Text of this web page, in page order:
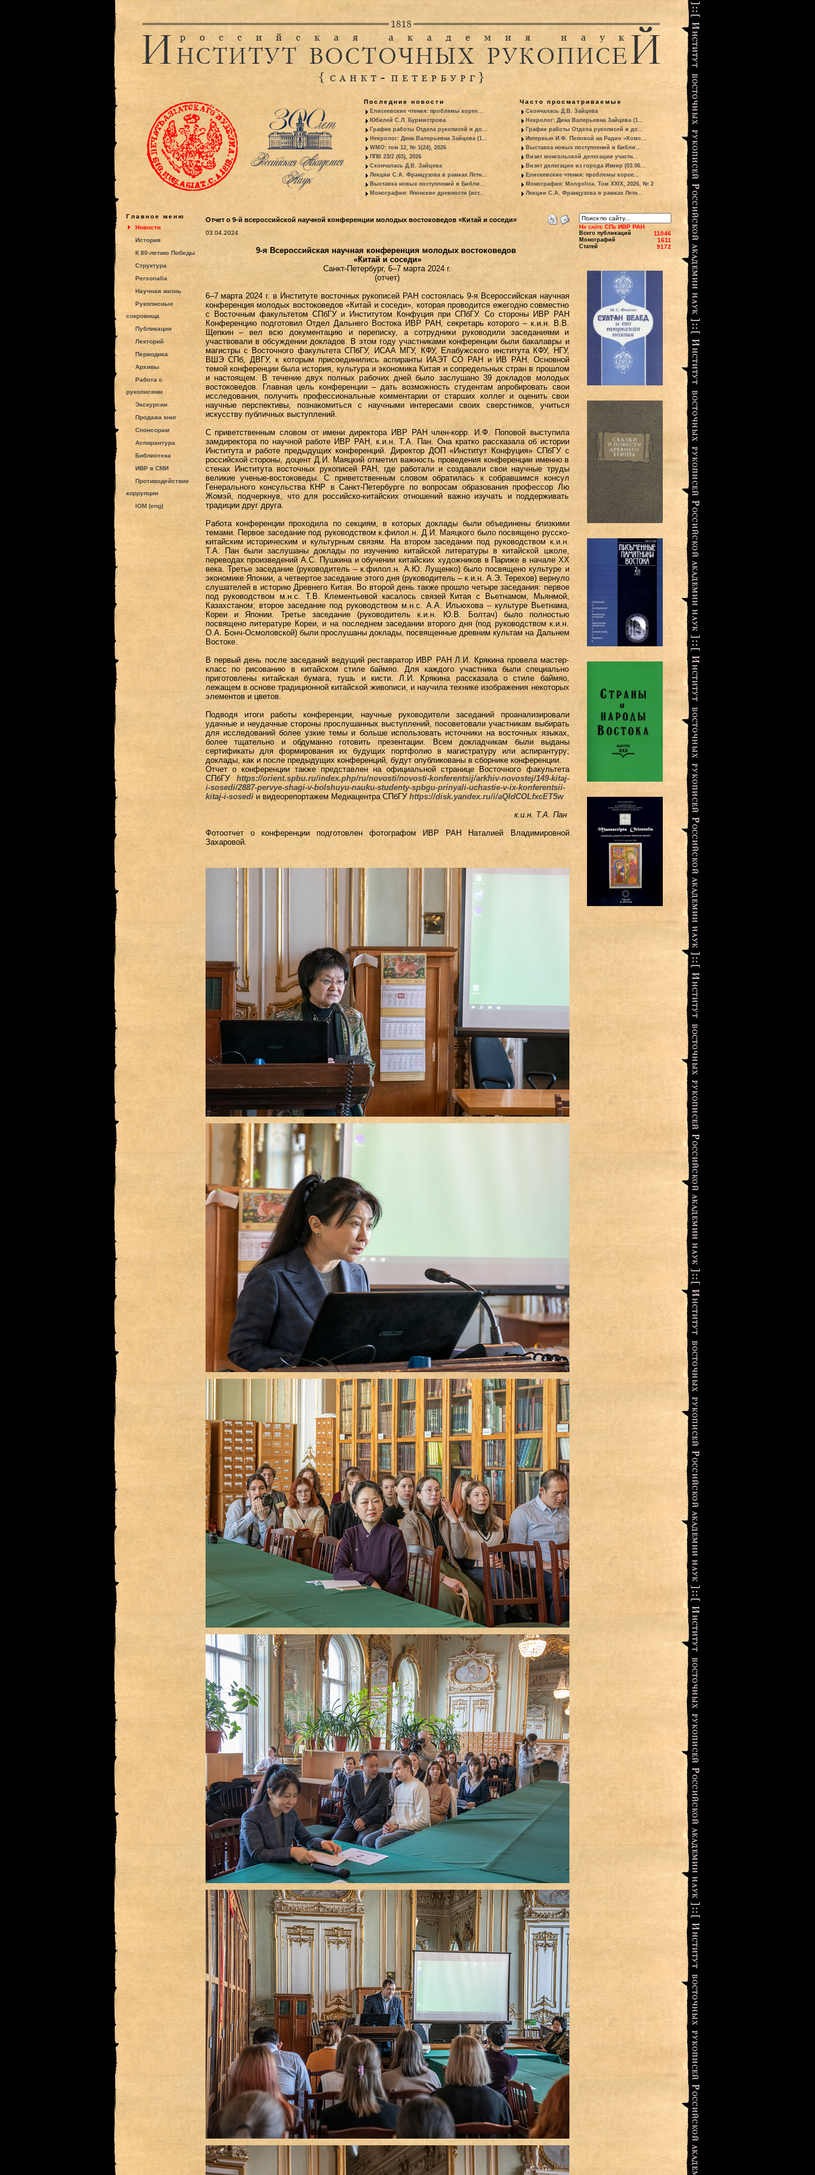
Последние новости
Елисеевские чтения: проблемы корее...
Юбилей С.Л. Бурмистрова
График работы Отдела рукописей и до...
Некролог: Дина Валерьевна Зайцева (1...
WMO: том 12, № 1(24), 2026
ППВ 23/2 (65), 2026
Скончалась Д.В. Зайцева
Лекции С.А. Французова в рамках Летн...
Выставка новых поступлений в Библи...
Монография: Японские древности (ист...
Часто просматриваемые
Скончалась Д.В. Зайцева
Некролог: Дина Валерьевна Зайцева (1...
График работы Отдела рукописей и до...
Интервью И.Ф. Поповой на Радио «Комс...
Выставка новых поступлений в Библи...
Визит монгольской делегации участн...
Визит делегации из города Измир (03.06...
Елисеевские чтения: проблемы корее...
Монография: Mongolica. Том XXIX, 2026, № 2
Лекции С.А. Французова в рамках Летн...
Главное меню
Новости
История
К 80-летию Победы
Структура
Personalia
Научная жизнь
Рукописные
сокровища
Публикации
Лекторий
Периодика
Архивы
Работа с
рукописями
Экскурсии
Продажа книг
Спонсорам
Аспирантура
Библиотека
ИВР в СМИ
Противодействие
коррупции
IOM (eng)
Отчет о 9-й всероссийской научной конференции молодых востоковедов «Китай и соседи»
03.04.2024
9-я Всероссийская научная конференция молодых востоковедов
«Китай и соседи»
Санкт-Петербург, 6–7 марта 2024 г.
(отчет)
6–7 марта 2024 г. в Институте восточных рукописей РАН состоялась 9-я Всероссийская научная
конференция молодых востоковедов «Китай и соседи», которая проводится ежегодно совместно
с Восточным факультетом СПбГУ и Институтом Конфуция при СПбГУ. Со стороны ИВР РАН
Конференцию подготовил Отдел Дальнего Востока ИВР РАН, секретарь которого – к.и.н. В.В.
Щепкин – вел всю документацию и переписку, а сотрудники руководили заседаниями и
участвовали в обсуждении докладов. В этом году участниками конференции были бакалавры и
магистры с Восточного факультета СПбГУ, ИСАА МГУ, КФУ, Елабужского института КФУ, НГУ,
ВШЭ СПб, ДВГУ, к которым присоединились аспиранты ИАЭТ СО РАН и ИВ РАН. Основной
темой конференции была история, культура и экономика Китая и сопредельных стран в прошлом
и настоящем. В течение двух полных рабочих дней было заслушано 39 докладов молодых
востоковедов. Главная цель конференции –дать возможность студентам апробировать свои
исследования, получить профессиональные комментарии от старших коллег и оценить свои
научные перспективы, познакомиться с научными интересами своих сверстников, учиться
искусству публичных выступлений.
С приветственным словом от имени директора ИВР РАН член-корр. И.Ф. Поповой выступила
замдиректора по научной работе ИВР РАН, к.и.н. Т.А. Пан. Она кратко рассказала об истории
Института и работе предыдущих конференций. Директор ДОП «Институт Конфуция» СПбГУ с
российской стороны, доцент Д.И. Маяцкий отметил важность проведения конференции именно в
стенах Института восточных рукописей РАН, где работали и создавали свои научные труды
великие ученые-востоковеды. С приветственным словом обратилась к собравшимся консул
Генерального консульства КНР в Санкт-Петербурге по вопросам образования профессор Лю
Жомэй, подчеркнув, что для российско-китайских отношений важно изучать и поддерживать
традиции друг друга.
Работа конференции проходила по секциям, в которых доклады были объединены близкими
темами. Первое заседание под руководством к.филол.н. Д.И. Маяцкого было посвящено русско-
китайским историческим и культурным связям. На втором заседании под руководством к.и.н.
Т.А. Пан были заслушаны доклады по изучению китайской литературы в китайской школе,
переводах произведений А.С. Пушкина и обучении китайских художников в Париже в начале ХХ
века. Третье заседание (руководитель – к.филол.н. А.Ю. Лущенко) было посвящено культуре и
экономике Японии, а четвертое заседание этого дня (руководитель – к.и.н. А.Э. Терехов) вернуло
слушателей в историю Древнего Китая. Во второй день также прошло четыре заседания: первое
под руководством м.н.с. Т.В. Клементьевой касалось связей Китая с Вьетнамом, Мьянмой,
Казахстаном; второе заседание под руководством м.н.с. А.А. Ильюхова – культуре Вьетнама,
Кореи и Японии. Третье заседание (руководитель к.и.н. Ю.В. Болтач) было полностью
посвящено литературе Кореи, и на последнем заседании второго дня (под руководством к.и.н.
О.А. Бонч-Осмоловской) были прослушаны доклады, посвященные древним культам на Дальнем
Востоке.
В первый день после заседаний ведущий реставратор ИВР РАН Л.И. Крякина провела мастер-
класс по рисованию в китайском стиле баймяо. Для каждого участника были специально
приготовлены китайская бумага, тушь и кисти. Л.И. Крякина рассказала о стиле баймяо,
лежащем в основе традиционной китайской живописи, и научила технике изображения некоторых
элементов и цветов.
Подводя итоги работы конференции, научные руководители заседаний проанализировали
удачные и неудачные стороны прослушанных выступлений, посоветовали участникам выбирать
для исследований более узкие темы и больше использовать источники на восточных языках,
более тщательно и обдуманно готовить презентации. Всем докладчикам были выданы
сертификаты для формирования их будущих портфолио в магистратуру или аспирантуру;
доклады, как и после предыдущих конференций, будут опубликованы в сборнике конференции.
Отчет о конференции также представлен на официальной странице Восточного факультета
СПбГУ https://orient.spbu.ru/index.php/ru/novosti/novosti-konferentsij/arkhiv-novostej/149-kitaj-
i-sosedi/2887-pervye-shagi-v-bolshuyu-nauku-studenty-spbgu-prinyali-uchastie-v-ix-konferentsii-
kitaj-i-sosedi и видеорепортажем Медиацентра СПбГУ https://disk.yandex.ru/i/aQIdCOLfxcET5w
к.и.н. Т.А. Пан
Фотоотчет о конференции подготовлен фотографом ИВР РАН Наталией Владимировной
Захаровой.
На сайте СПб ИВР РАН
Всего публикаций 11046
Монографий 1611
Статей 9172